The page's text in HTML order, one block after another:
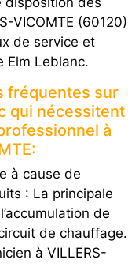
VICOMTE (60120)
de service et
Elm Leblanc.
fréquentes sur
qui nécessitent
à
à cause de
: La principale
de
de chauffage.
à VILLERS-